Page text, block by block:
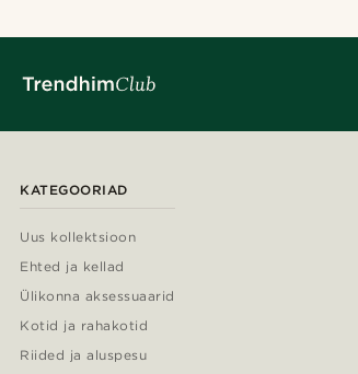
KATEGOORIAD
Uus kollektsioon
Ehted ja kellad
Ülikonna aksessuaarid
Kotid ja rahakotid
Riided ja aluspesu